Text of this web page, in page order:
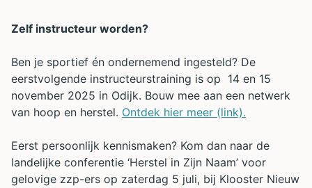
Zelf instructeur worden?
Ben je sportief én ondernemend ingesteld? De
eerstvolgende instructeurstraining is op 14 en 15
november 2025 in Odijk. Bouw mee aan een netwerk
van hoop en herstel. Ontdek hier meer (link).
Eerst persoonlijk kennismaken? Kom dan naar de
landelijke conferentie ‘Herstel in Zijn Naam’ voor
gelovige zzp-ers op zaterdag 5 juli, bij Klooster Nieuw